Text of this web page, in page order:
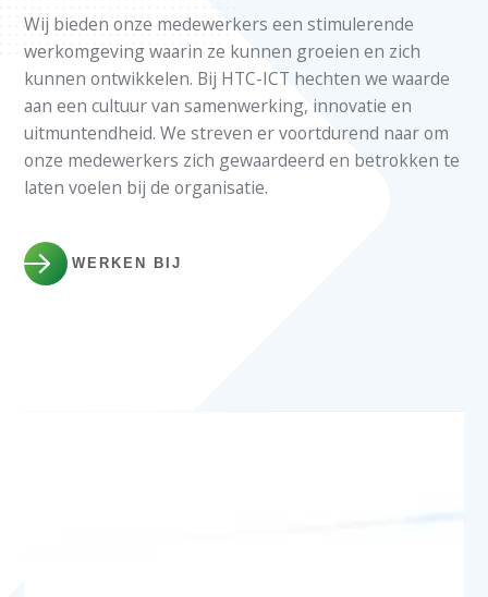
Wij bieden onze medewerkers een stimulerende
werkomgeving waarin ze kunnen groeien en zich
kunnen ontwikkelen. Bij HTC-ICT hechten we waarde
aan een cultuur van samenwerking, innovatie en
uitmuntendheid. We streven er voortdurend naar om
onze medewerkers zich gewaardeerd en betrokken te
laten voelen bij de organisatie.
WERKEN BIJ